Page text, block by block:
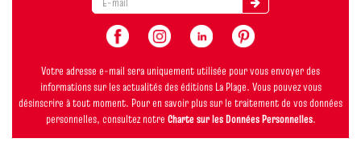
Votre adresse e-mail sera uniquement utilisée pour vous envoyer des
informations sur les actualités des éditions La Plage. Vous pouvez vous
désinscrire à tout moment. Pour en savoir plus sur le traitement de vos données
personnelles, consultez notre Charte sur les Données Personnelles.